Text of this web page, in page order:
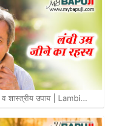
शास्त्रीय उपाय | Lambi…